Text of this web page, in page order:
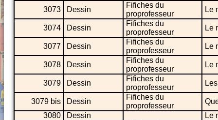
3073 Dessin
Fifiches du
proprofesseur
Le
3074 Dessin
Fifiches du
proprofesseur
Le
3077 Dessin
Fifiches du
proprofesseur
Le
3078 Dessin
Fifiches du
proprofesseur
Le
3079 Dessin
Fifiches du
proprofesseur
3079 bis Dessin
Fifiches du
proprofesseur
3080
Dessin
Le